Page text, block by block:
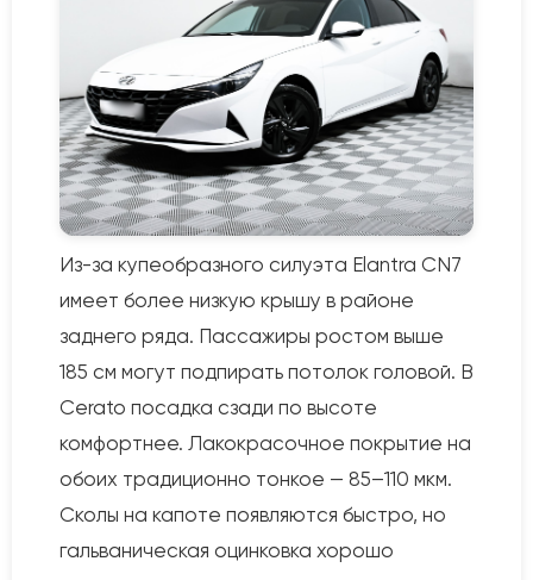
Из-за купеобразного силуэта Elantra CN7
имеет более низкую крышу в районе
заднего ряда. Пассажиры ростом выше
185 см могут подпирать потолок головой. В
Cerato посадка сзади по высоте
комфортнее. Лакокрасочное покрытие на
обоих традиционно тонкое — 85–110 мкм.
Сколы на капоте появляются быстро, но
гальваническая оцинковка хорошо